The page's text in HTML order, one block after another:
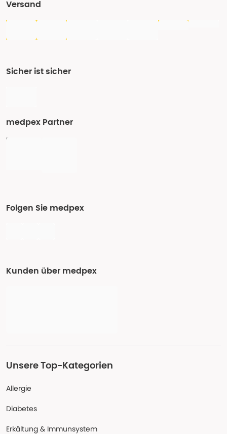
Versand
Sicher ist sicher
medpex Partner
Folgen Sie medpex
Kunden über medpex
Unsere Top-Kategorien
Allergie
Diabetes
Erkältung & Immunsystem